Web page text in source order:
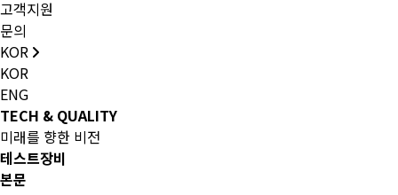
고객지원
문의
KOR
KOR
ENG
TECH & QUALITY
미래를 향한 비전
테스트장비
본문